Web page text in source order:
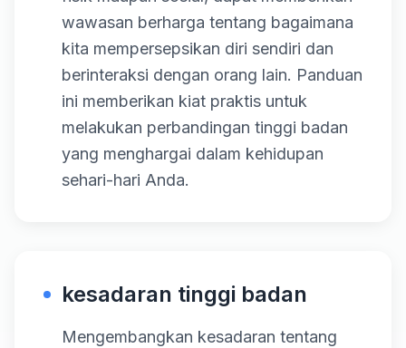
wawasan berharga tentang bagaimana
kita mempersepsikan diri sendiri dan
berinteraksi dengan orang lain. Panduan
ini memberikan kiat praktis untuk
melakukan perbandingan tinggi badan
yang menghargai dalam kehidupan
sehari-hari Anda.
kesadaran tinggi badan
Mengembangkan kesadaran tentang